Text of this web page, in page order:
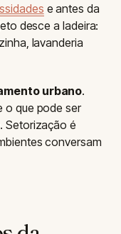
e antes da
desce a ladeira:
lavanderia
urbano.
o que pode ser
Setorização é
conversam